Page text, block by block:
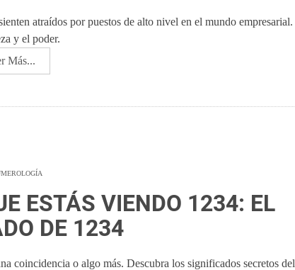
atraídos por puestos de alto nivel en el mundo empresarial.
y el poder.
Más...
ESTÁS VIENDO 1234: EL
DE 1234
coincidencia o algo más. Descubra los significados secretos del